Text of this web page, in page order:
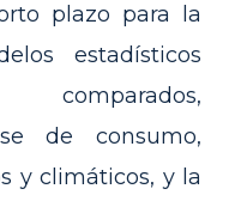
plazo para la
estadísticos
de consumo,
y climáticos, y la